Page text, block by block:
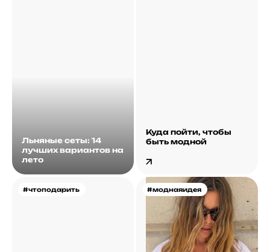
Льняные сеты: 14
лучших вариантов на
лето
Куда пойти, чтобы
быть модной
#чтоподарить #моднаяидея